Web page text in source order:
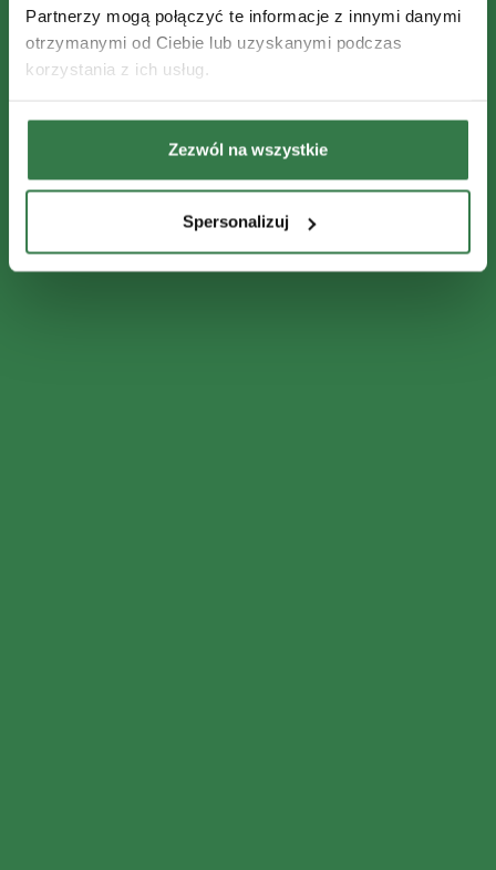
Partnerzy mogą połączyć te informacje z innymi danymi
otrzymanymi od Ciebie lub uzyskanymi podczas
korzystania z ich usług.
Zezwól na wszystkie
Spersonalizuj